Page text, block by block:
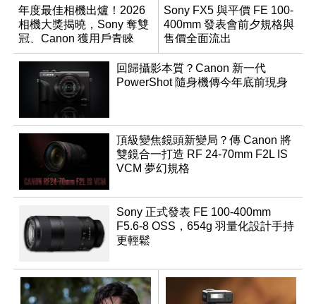
年度最佳相機出爐！2026
相機大獎揭曉，Sony 奪雙
冠、Canon 獲用戶青睞
Sony FX5 與平價 FE 100-
400mm 發表會前夕規格與
售價全面流出
回歸攝影本質？Canon 新一代
PowerShot 隨身機傳今年底前現身
頂級變焦鏡頭新變局？傳 Canon 將
雙鏡合一打造 RF 24-70mm F2L IS
VCM 夢幻規格
Sony 正式發表 FE 100-400mm
F5.6-8 OSS，654g 羽量化設計手持
更輕鬆